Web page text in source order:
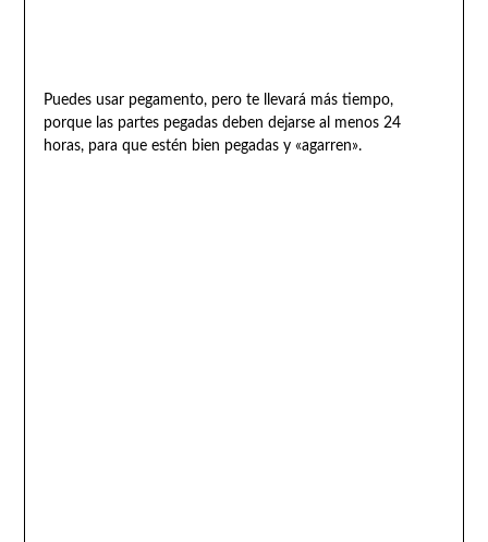
Puedes usar pegamento, pero te llevará más tiempo,
porque las partes pegadas deben dejarse al menos 24
horas, para que estén bien pegadas y «agarren».